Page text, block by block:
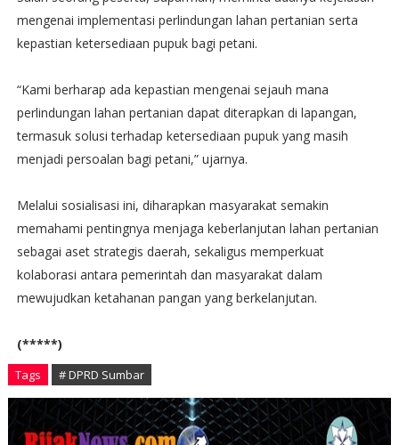
mengenai implementasi perlindungan lahan pertanian serta
kepastian ketersediaan pupuk bagi petani.
“Kami berharap ada kepastian mengenai sejauh mana
perlindungan lahan pertanian dapat diterapkan di lapangan,
termasuk solusi terhadap ketersediaan pupuk yang masih
menjadi persoalan bagi petani,” ujarnya.
Melalui sosialisasi ini, diharapkan masyarakat semakin
memahami pentingnya menjaga keberlanjutan lahan pertanian
sebagai aset strategis daerah, sekaligus memperkuat
kolaborasi antara pemerintah dan masyarakat dalam
mewujudkan ketahanan pangan yang berkelanjutan.
(*****)
Tags # DPRD Sumbar